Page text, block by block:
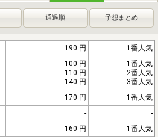
通過順 予想まとめ
190 円 1番人気
100 円
110 円
140 円
1番人気
2番人気
3番人気
170 円
1番人気
-
-
160 円
1番人気